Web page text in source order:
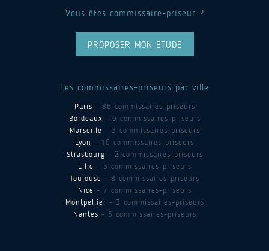
Vous êtes commissaire-priseur ?
PROPOSER MON ETUDE
Les commissaires-priseurs par ville
Paris - 86 commissaires-priseurs
Bordeaux - 9 commissaires-priseurs
Marseille - 3 commissaires-priseurs
Lyon - 10 commissaires-priseurs
Strasbourg - 2 commissaires-priseurs
Lille - 3 commissaires-priseurs
Toulouse - 8 commissaires-priseurs
Nice - 7 commissaires-priseurs
Montpellier - 3 commissaires-priseurs
Nantes - 5 commissaires-priseurs